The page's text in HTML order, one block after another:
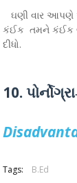
ઘણી વાર આપણે
કંઈક તમને કંઈક
દીધો.
10.
Tags: B.Ed